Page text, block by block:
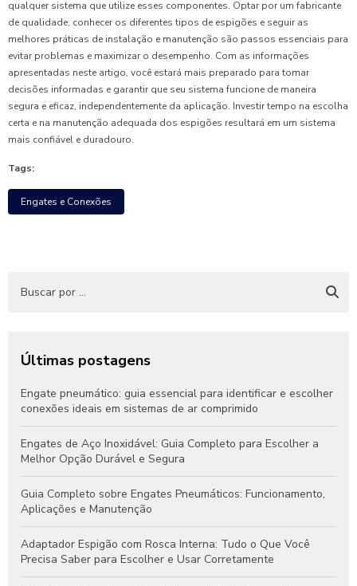
qualquer sistema que utilize esses componentes. Optar por um fabricante
de qualidade, conhecer os diferentes tipos de espigões e seguir as
melhores práticas de instalação e manutenção são passos essenciais para
evitar problemas e maximizar o desempenho. Com as informações
apresentadas neste artigo, você estará mais preparado para tomar
decisões informadas e garantir que seu sistema funcione de maneira
segura e eficaz, independentemente da aplicação. Investir tempo na escolha
certa e na manutenção adequada dos espigões resultará em um sistema
mais confiável e duradouro.
Tags:
Engates e Conexões
Últimas postagens
Engate pneumático: guia essencial para identificar e escolher
conexões ideais em sistemas de ar comprimido
Engates de Aço Inoxidável: Guia Completo para Escolher a
Melhor Opção Durável e Segura
Guia Completo sobre Engates Pneumáticos: Funcionamento,
Aplicações e Manutenção
Adaptador Espigão com Rosca Interna: Tudo o Que Você
Precisa Saber para Escolher e Usar Corretamente